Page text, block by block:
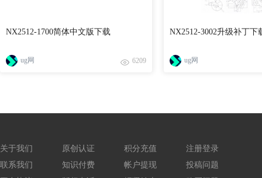
NX2512-1700简体中文版下载
ug网 6209
NX2512-3002升级补丁下
ug网
关于我们
联系我们
原创认证
知识付费
积分充值
帐户提现
注册登录
投稿问题